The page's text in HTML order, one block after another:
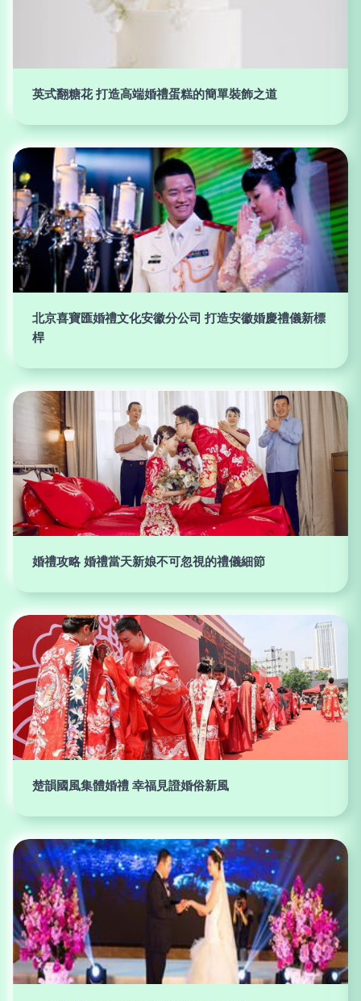
英式翻糖花 打造高端婚禮蛋糕的簡單裝飾之道
北京喜寶匯婚禮文化安徽分公司 打造安徽婚慶禮儀新標
桿
婚禮攻略 婚禮當天新娘不可忽視的禮儀細節
楚韻國風集體婚禮 幸福見證婚俗新風